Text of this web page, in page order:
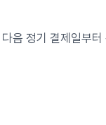
음 정기 결제일부